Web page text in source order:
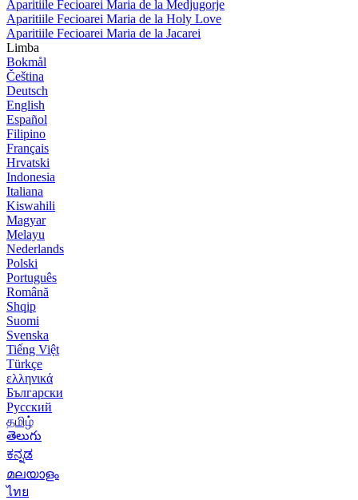
Aparitiile Fecioarei Maria de la Medjugorje
Aparitiile Fecioarei Maria de la Holy Love
Aparitiile Fecioarei Maria de la Jacarei
Limba
Bokmål
Čeština
Deutsch
English
Español
Filipino
Français
Hrvatski
Indonesia
Italiana
Kiswahili
Magyar
Melayu
Nederlands
Polski
Português
Română
Shqip
Suomi
Svenska
Tiếng Việt
Türkçe
ελληνικά
Български
Русский
தமிழ்
తెలుగు
ಕನ್ನಡ
മലയാളം
ไทย